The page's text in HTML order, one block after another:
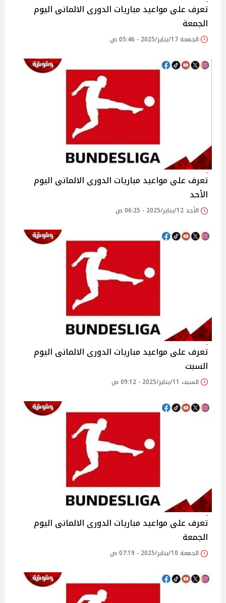
تعرف على مواعيد مباريات الدورى الالمانى اليوم
الجمعة
الجمعة 17/يناير/2025 - 05:46 ص
تعرف على مواعيد مباريات الدورى الالمانى اليوم
الأحد
الأحد 12/يناير/2025 - 06:25 ص
تعرف على مواعيد مباريات الدورى الالمانى اليوم
السبت
السبت 11/يناير/2025 - 09:12 ص
تعرف على مواعيد مباريات الدورى الالمانى اليوم
الجمعة
الجمعة 10/يناير/2025 - 07:19 ص